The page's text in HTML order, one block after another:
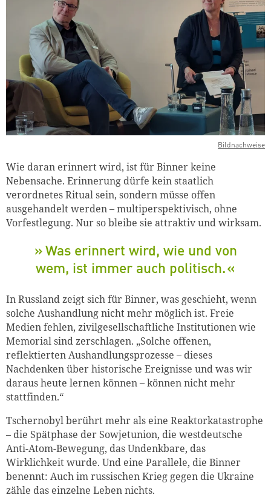
Bildnachweise
Wie daran erinnert wird, ist für Binner keine
Nebensache. Erinnerung dürfe kein staatlich
verordnetes Ritual sein, sondern müsse offen
ausgehandelt werden – multiperspektivisch, ohne
Vorfestlegung. Nur so bleibe sie attraktiv und wirksam.
Was erinnert wird, wie und von
wem, ist immer auch politisch.
In Russland zeigt sich für Binner, was geschieht, wenn
solche Aushandlung nicht mehr möglich ist. Freie
Medien fehlen, zivilgesellschaftliche Institutionen wie
Memorial sind zerschlagen. „Solche offenen,
reflektierten Aushandlungsprozesse – dieses
Nachdenken über historische Ereignisse und was wir
daraus heute lernen können – können nicht mehr
stattfinden.“
Tschernobyl berührt mehr als eine Reaktorkatastrophe
– die Spätphase der Sowjetunion, die westdeutsche
Anti-Atom-Bewegung, das Undenkbare, das
Wirklichkeit wurde. Und eine Parallele, die Binner
benennt: Auch im russischen Krieg gegen die Ukraine
zähle das einzelne Leben nichts.